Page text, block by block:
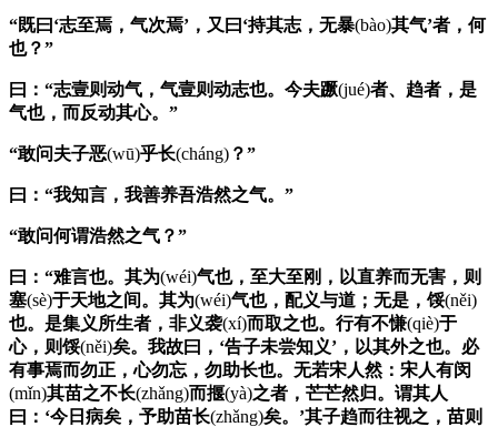
“既曰‘志至焉，气次焉’，又曰‘持其志，无暴(bào)其气’者，何
也？”
曰：“志壹则动气，气壹则动志也。今夫蹶(jué)者、趋者，是
气也，而反动其心。”
“敢问夫子恶(wū)乎长(cháng) ？”
曰：“我知言，我善养吾浩然之气。”
“敢问何谓浩然之气？”
曰：“难言也。其为(wéi)气也，至大至刚，以直养而无害，则
塞(sè)于天地之间。其为(wéi)气也，配义与道；无是，馁(něi)
也。是集义所生者，非义袭(xí)而取之也。行有不慊(qiè)于
心，则馁(něi)矣。我故曰，‘告子未尝知义’，以其外之也。必
有事焉而勿正，心勿忘，勿助长也。无若宋人然： 宋人有闵
(mǐn)其苗之不长(zhǎng)而揠(yà)之者，芒芒然归。谓其人
曰：‘今日病矣，予助苗长(zhǎng)矣。’其子趋而往视之，苗则